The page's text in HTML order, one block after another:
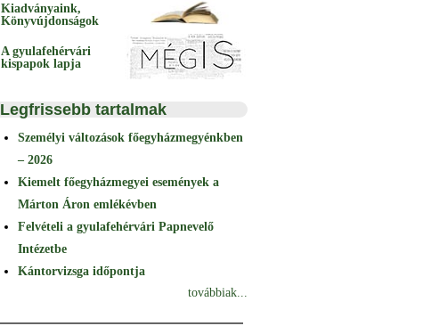
Kiadványaink,
Könyvújdonságok
A gyulafehérvári
kispapok lapja
Legfrissebb tartalmak
Személyi változások főegyházmegyénkben
– 2026
Kiemelt főegyházmegyei események a
Márton Áron emlékévben
Felvételi a gyulafehérvári Papnevelő
Intézetbe
Kántorvizsga időpontja
továbbiak...